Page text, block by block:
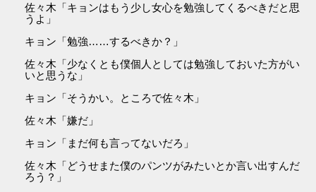
佐々木「キョンはもう少し女心を勉強してくるべきだと思
うよ」
キョン「勉強……するべきか？」
佐々木「少なくとも僕個人としては勉強しておいた方がい
いと思うな」
キョン「そうかい。ところで佐々木」
佐々木「嫌だ」
キョン「まだ何も言ってないだろ」
佐々木「どうせまた僕のパンツがみたいとか言い出すんだ
ろう？」